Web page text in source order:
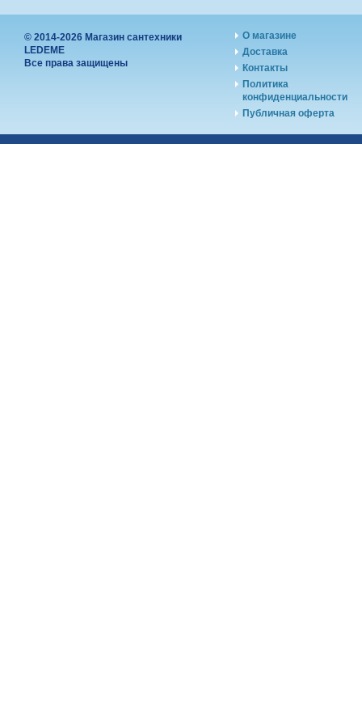
© 2014-2026 Магазин сантехники
LEDEME
Все права защищены
О магазине
Доставка
Контакты
Политика
конфиденциальности
Публичная оферта